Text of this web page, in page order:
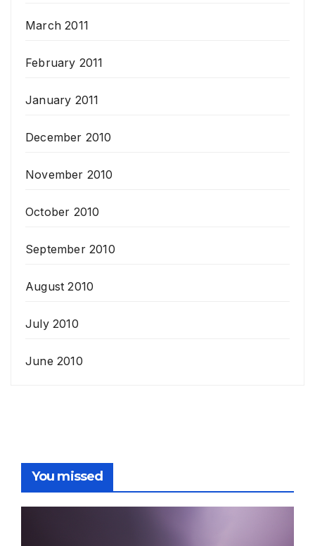
March 2011
February 2011
January 2011
December 2010
November 2010
October 2010
September 2010
August 2010
July 2010
June 2010
You missed